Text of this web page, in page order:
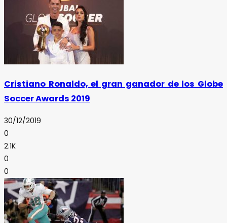
Cristiano Ronaldo, el gran ganador de los Globe
Soccer Awards 2019
30/12/2019
0
2.1K
0
0